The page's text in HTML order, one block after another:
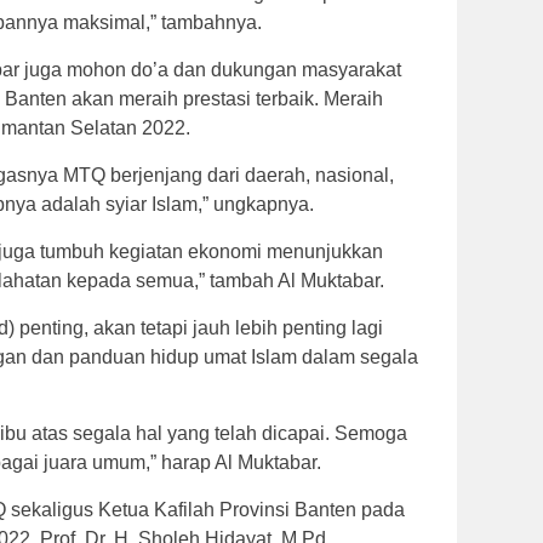
maksimal,” tambahnya.
juga mohon do’a dan dukungan masyarakat
akan meraih prestasi terbaik. Meraih
Selatan 2022.
MTQ berjenjang dari daerah, nasional,
adalah syiar Islam,” ungkapnya.
tumbuh kegiatan ekonomi menunjukkan
kepada semua,” tambah Al Muktabar.
penting, akan tetapi jauh lebih penting lagi
dan panduan hidup umat Islam dalam segala
atas segala hal yang telah dicapai. Semoga
juara umum,” harap Al Muktabar.
sekaligus Ketua Kafilah Provinsi Banten pada
Prof Dr. H. Sholeh Hidayat, M.Pd,